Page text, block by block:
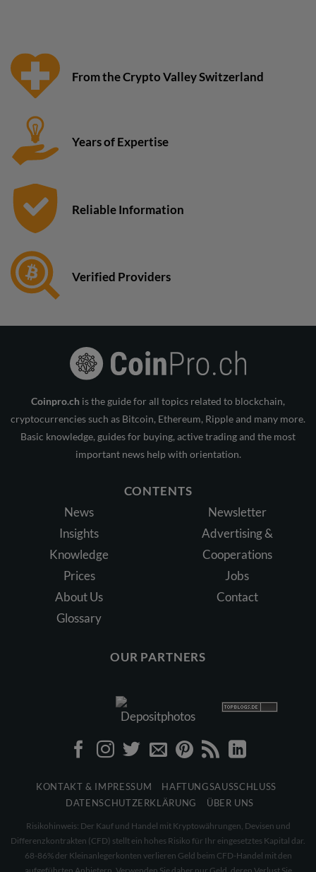
From the Crypto Valley Switzerland
Years of Expertise
Reliable Information
Verified Providers
Coinpro.ch is the guide for all topics related to blockchain,
cryptocurrencies such as Bitcoin, Ethereum, Ripple and many more.
Basic knowledge, guides for buying, active trading and the most
important news help with orientation.
CONTENTS
News
Insights
Knowledge
Prices
About Us
Glossary
Newsletter
Advertising &
Cooperations
Jobs
Contact
OUR PARTNERS
KONTAKT & IMPRESSUM
HAFTUNGSAUSSCHLUSS
DATENSCHUTZERKLÄRUNG
ÜBER UNS
Risikohinweis: Der Kauf und Handel mit Kryptowährungen, Devisen und
Differenzkontrakten (CFD) stellt ein hohes Risiko für Ihr eingesetztes Kapital dar.
68-86% der Kleinanlegerkonten verlieren Geld beim CFD-Handel mit den